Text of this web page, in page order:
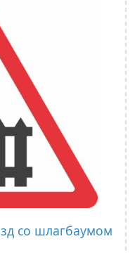
со шлагбаумом